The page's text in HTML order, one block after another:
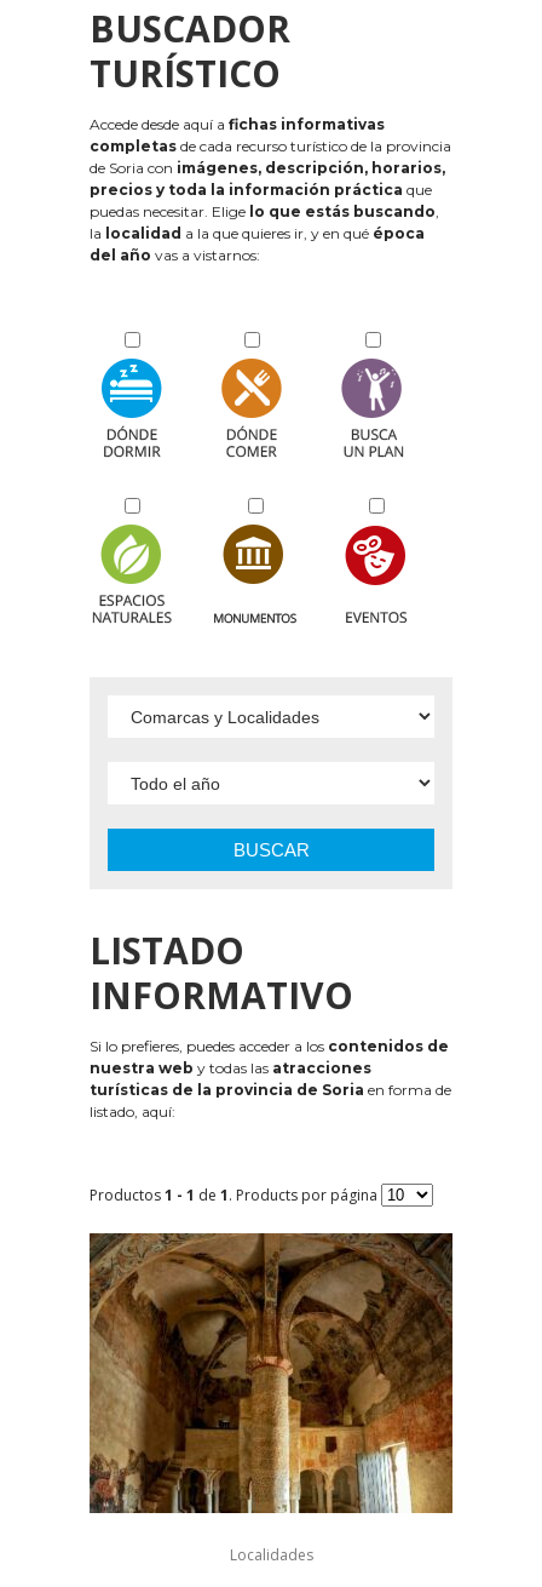
BUSCADOR
TURÍSTICO
Accede desde aquí a fichas informativas
completas de cada recurso turístico de la provincia
de Soria con imágenes, descripción, horarios,
precios y toda la información práctica que
puedas necesitar. Elige lo que estás buscando,
la localidad a la que quieres ir, y en qué época
del año vas a vistarnos:
BUSCAR
LISTADO
INFORMATIVO
Si lo prefieres, puedes acceder a los contenidos de
nuestra web y todas las atracciones
turísticas de la provincia de Soria en forma de
listado, aquí:
Productos1 - 1 de 1. Products por página
Localidades